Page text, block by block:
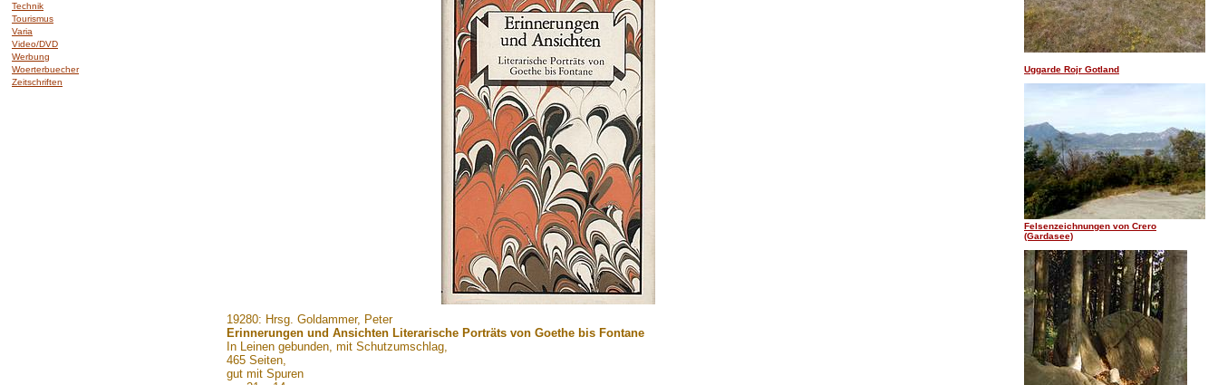
Technik
Tourismus
Varia
Video/DVD
Werbung
Woerterbuecher
Zeitschriften
19280: Hrsg. Goldammer, Peter
Erinnerungen und Ansichten Literarische Porträts von Goethe bis Fontane
In Leinen gebunden, mit Schutzumschlag,
465 Seiten,
gut mit Spuren
Uggarde Rojr Gotland
Felsenzeichnungen von Crero
(Gardasee)